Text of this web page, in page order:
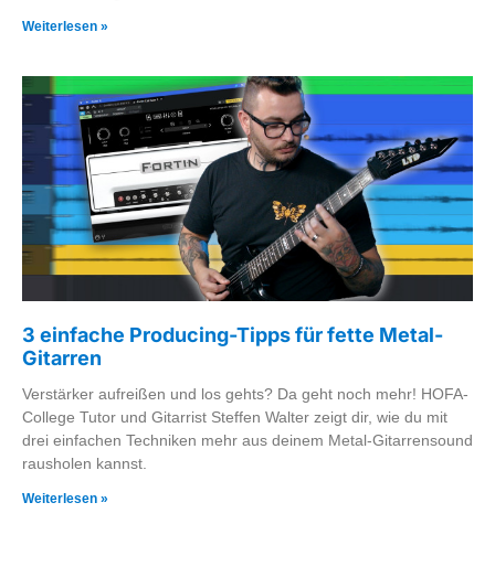
Weiterlesen »
3 einfache Producing-Tipps für fette Metal-
Gitarren
Verstärker aufreißen und los gehts? Da geht noch mehr! HOFA-
College Tutor und Gitarrist Steffen Walter zeigt dir, wie du mit
drei einfachen Techniken mehr aus deinem Metal-Gitarrensound
rausholen kannst.
Weiterlesen »